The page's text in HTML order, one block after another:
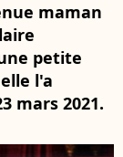
maman
petite
l'a
mars 2021.